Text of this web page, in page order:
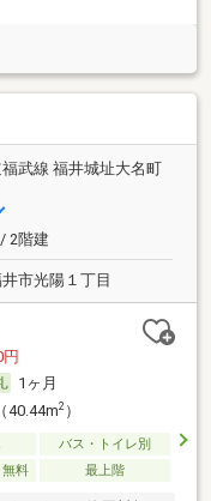
武線 福井城址大名町
2階建
市光陽１丁目
1ヶ月
40.44m2）
バス・トイレ別
無料 最上階